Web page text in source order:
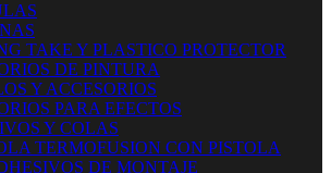
TAKE Y PLASTICO PROTECTOR
DE PINTURA
Y ACCESORIOS
PARA EFECTOS
Y COLAS
TERMOFUSION CON PISTOLA
DE MONTAJE